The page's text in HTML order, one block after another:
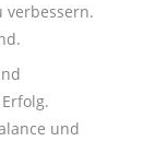
verbessern.
und